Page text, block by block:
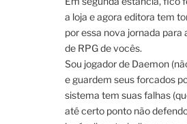
a loja e agora editora tem
por essa nova jornada para
de RPG de vocês.
Sou jogador de Daemon
e guardem seus forcados
sistema tem suas falhas
até certo ponto não